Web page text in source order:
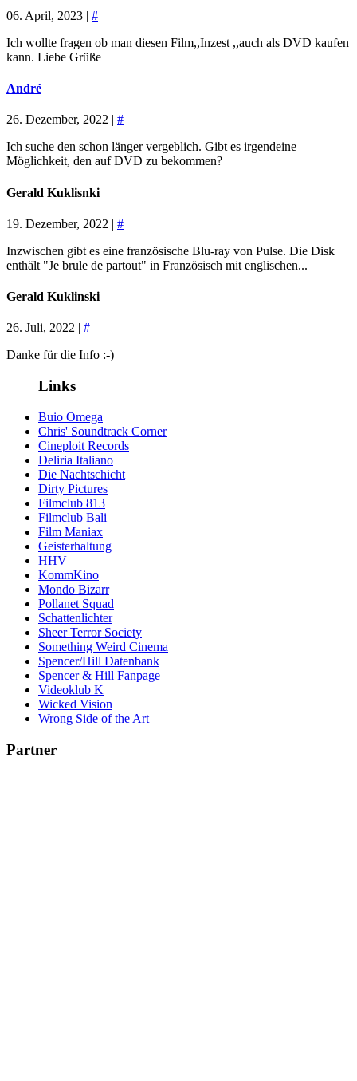
06. April, 2023 | #
Ich wollte fragen ob man diesen Film,,Inzest ,,auch als DVD kaufen
kann. Liebe Grüße
André
26. Dezember, 2022 | #
Ich suche den schon länger vergeblich. Gibt es irgendeine
Möglichkeit, den auf DVD zu bekommen?
Gerald Kuklisnki
19. Dezember, 2022 | #
Inzwischen gibt es eine französische Blu-ray von Pulse. Die Disk
enthält "Je brule de partout" in Französisch mit englischen...
Gerald Kuklinski
26. Juli, 2022 | #
Danke für die Info :-)
Links
Buio Omega
Chris' Soundtrack Corner
Cineploit Records
Deliria Italiano
Die Nachtschicht
Dirty Pictures
Filmclub 813
Filmclub Bali
Film Maniax
Geisterhaltung
HHV
KommKino
Mondo Bizarr
Pollanet Squad
Schattenlichter
Sheer Terror Society
Something Weird Cinema
Spencer/Hill Datenbank
Spencer & Hill Fanpage
Videoklub K
Wicked Vision
Wrong Side of the Art
Partner